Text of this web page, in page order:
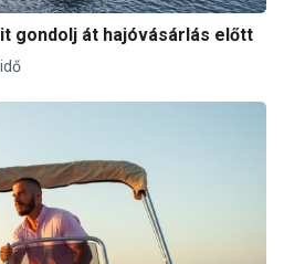
gondolj át hajóvásárlás előtt